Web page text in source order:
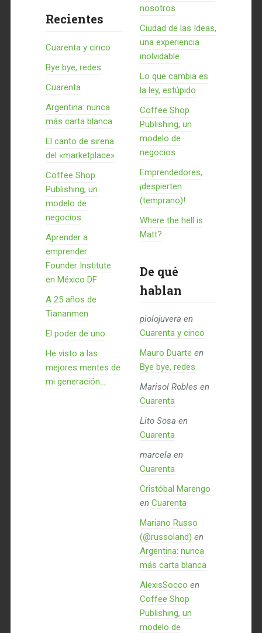
Recientes
Cuarenta y cinco
Bye bye, redes
Cuarenta
Argentina: nunca
más carta blanca
El canto de sirena
del «marketplace»
Coffee Shop
Publishing, un
modelo de
negocios
Aprender a
emprender:
Founder Institute
en México DF
A 25 años de
Tiananmen
El poder de uno
He visto a las
mejores mentes de
mi generación…
nosotros
Ciudad de las Ideas,
una experiencia
inolvidable
Lo que cambia es
la ley, estúpido
Coffee Shop
Publishing, un
modelo de
negocios
Emprendedores,
¡despierten
(temprano)!
Where the hell is
Matt?
De qué
hablan
piolojuvera en
Cuarenta y cinco
Mauro Duarte en
Bye bye, redes
Marisol Robles en
Cuarenta
Lito Sosa en
Cuarenta
marcela en
Cuarenta
Cristóbal Marengo
en Cuarenta
Mariano Russo
(@russoland) en
Argentina: nunca
más carta blanca
AlexisSocco en
Coffee Shop
Publishing, un
modelo de